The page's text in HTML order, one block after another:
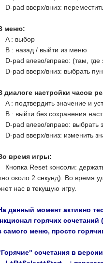
pad вверх/вниз: переместить
меню:
: выбор
: назад / выйти из меню
pad влево/вправо: (там, где
pad вверх/вниз: выбрать
диалоге настройки часов
подтвердить значение и
выйти без сохранения
pad влево/вправо: выбрать
pad вверх/вниз: изменить
время игры:
Reset консоли: держать,
около 2 секунд). Во время
нас в текущую игру.
данный момент активно
горячих сочетаний
самого меню, просто
сочетания в